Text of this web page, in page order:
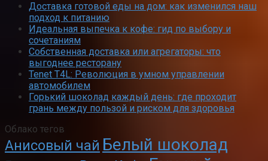
Доставка готовой еды на дом: как изменился наш
подход к питанию
Идеальная выпечка к кофе: гид по выбору и
сочетаниям
Собственная доставка или агрегаторы: что
выгоднее ресторану
Tenet T4L: Революция в умном управлении
автомобилем
Горький шоколад каждый день: где проходит
грань между пользой и риском для здоровья
Облако тегов
Анисовый чай Белый шоколад